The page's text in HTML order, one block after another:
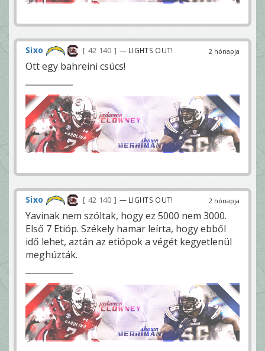
2 hónapja
Sixo 42 140 — LIGHTS OUT!
Ott egy bahreini csúcs!
2 hónapja
Sixo 42 140 — LIGHTS OUT!
Yavinak nem szóltak, hogy ez 5000 nem 3000.
Első 7 Etióp. Székely hamar leírta, hogy ebből
idő lehet, aztán az etiópok a végét kegyetlenül
meghúzták.